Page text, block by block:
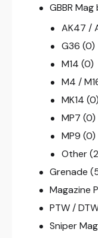
GBBR
AK47 /
G36 (0)
M14 (0)
M4 /
MK14 (0)
MP7 (0)
MP9 (0)
Other
Grenade
Magazine
PTW /
Sniper